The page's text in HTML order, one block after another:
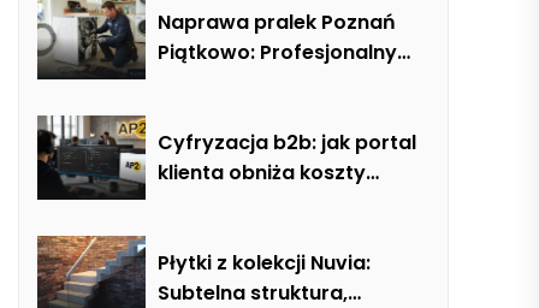
Naprawa pralek Poznań
Piątkowo: Profesjonalny
Cyfryzacja b2b: jak portal
klienta obniża koszty
Płytki z kolekcji Nuvia:
Subtelna struktura,